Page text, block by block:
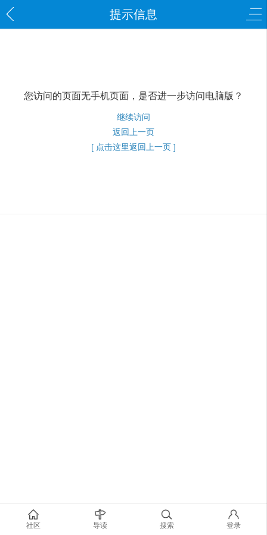
提示信息
您访问的页面无手机页面，是否进一步访问电脑版？
继续访问
返回上一页
[ 点击这里返回上一页 ]
社区 导读 搜索 登录